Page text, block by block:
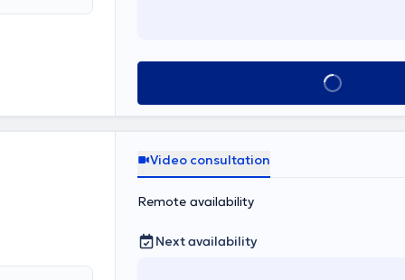
Book appointment
Video consultation
Remote availability
Next availability